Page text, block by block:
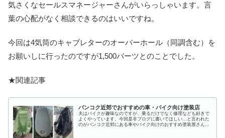
気さくなセールスマネージャーさんがいらっしゃいます。言
葉の心配がなく相談できるのはいいですね。
今回は4気筒のキャブレターのオーバーホール（同調含む）を
お願いしに行ったのですが1,500バーツとのことでした。
★関連記事
バンコク近郊でおすすめの車・バイク向け塗装店
夫はバイクが趣味なのですが、乗るだけでなく修理なども好きで
よくやっています。今回是非ブログに書いてほしい…と言われた
のがバンコク近郊にある車やバイク向けのおすすめ塗装屋さん。